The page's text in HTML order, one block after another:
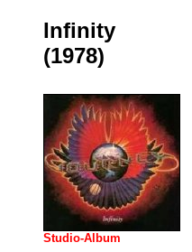
Infinity
(1978)
Studio-Album